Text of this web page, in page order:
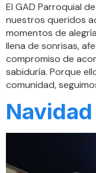
El GAD Parroquial
nuestros queridos
momentos de
llena de sonrisas,
compromiso de
sabiduría. Porque
comunidad,